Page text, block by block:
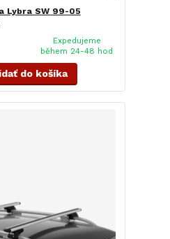
Lybra SW 99-05
Expedujeme
během 24-48 hod
do košíka